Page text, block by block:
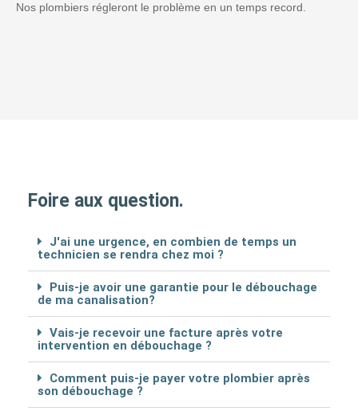
Nos plombiers régleront le problème en un temps record.
Foire aux question.
J'ai une urgence, en combien de temps un
technicien se rendra chez moi ?
Puis-je avoir une garantie pour le débouchage
de ma canalisation?
Vais-je recevoir une facture après votre
intervention en débouchage ?
Comment puis-je payer votre plombier après
son débouchage ?